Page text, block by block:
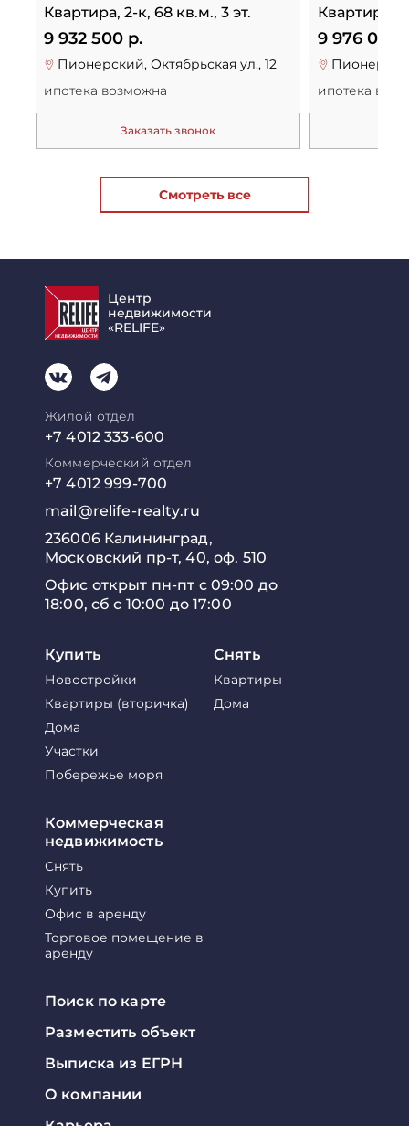
Квартира, 2-к, 68 кв.м., 3 эт.
9 932 500 р.
Пионерский, Октябрьская ул., 12
ипотека возможна
Заказать звонок
Квартира,
9 976 000
ипотека
Смотреть все
Центр
недвижимости
«RELIFE»
Жилой отдел
+7 4012 333-600
Коммерческий отдел
+7 4012 999-700
mail@relife-realty.ru
236006 Калининград,
Московский пр-т, 40, оф. 510
Офис открыт пн-пт с 09:00 до
18:00, сб с 10:00 до 17:00
Купить
Новостройки
Квартиры (вторичка)
Дома
Участки
Побережье моря
Снять
Квартиры
Дома
Коммерческая
недвижимость
Снять
Купить
Офис в аренду
Торговое помещение в
аренду
Поиск по карте
Разместить объект
Выписка из ЕГРН
О компании